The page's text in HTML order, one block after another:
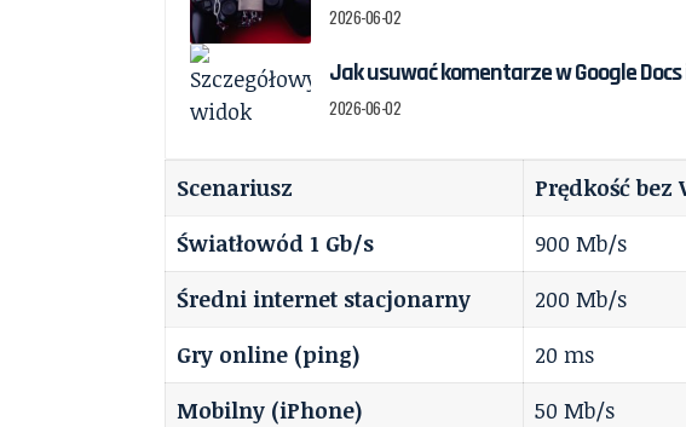
2026-06-02
Jak usuwać komentarze w Google
2026-06-02
Scenariusz Prędkość bez
Światłowód 1 Gb/s
900 Mb/s
Średni internet stacjonarny
200 Mb/s
Gry online (ping)
20 ms
Mobilny (iPhone)
50 Mb/s